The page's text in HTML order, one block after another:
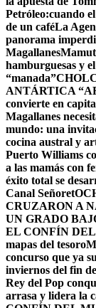
Petróleo:cuando
de un caféLa
panorama
Magallanes
hamburguesas y
“manada”
ANTÁRTICA
convierte en
Magallanes
mundo: una
cocina austral y
Puerto Williams
a las mamás con
éxito total se
Canal Señoret
CRUZARON A
UN GRADO
EL CONFÍN
mapas del tesoro
concurso que ya
inviernos del fin
Rey del Pop
arrasa y lidera la